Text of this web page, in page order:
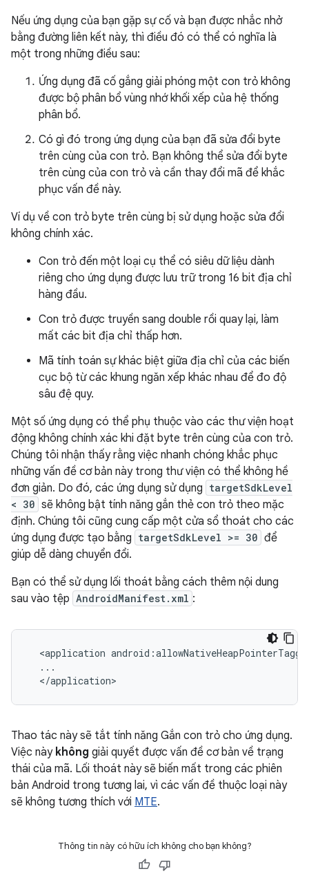
Nếu ứng dụng của bạn gặp sự cố và bạn được nhắc nhở
bằng đường liên kết này, thì điều đó có thể có nghĩa là
một trong những điều sau:
Ứng dụng đã cố gắng giải phóng một con trỏ không
được bộ phân bổ vùng nhớ khối xếp của hệ thống
phân bổ.
Có gì đó trong ứng dụng của bạn đã sửa đổi byte
trên cùng của con trỏ. Bạn không thể sửa đổi byte
trên cùng của con trỏ và cần thay đổi mã để khắc
phục vấn đề này.
Ví dụ về con trỏ byte trên cùng bị sử dụng hoặc sửa đổi
không chính xác.
Con trỏ đến một loại cụ thể có siêu dữ liệu dành
riêng cho ứng dụng được lưu trữ trong 16 bit địa chỉ
hàng đầu.
Con trỏ được truyền sang double rồi quay lại, làm
mất các bit địa chỉ thấp hơn.
Mã tính toán sự khác biệt giữa địa chỉ của các biến
cục bộ từ các khung ngăn xếp khác nhau để đo độ
sâu đệ quy.
Một số ứng dụng có thể phụ thuộc vào các thư viện hoạt
động không chính xác khi đặt byte trên cùng của con trỏ.
Chúng tôi nhận thấy rằng việc nhanh chóng khắc phục
những vấn đề cơ bản này trong thư viện có thể không hề
đơn giản. Do đó, các ứng dụng sử dụng targetSdkLevel
< 30 sẽ không bật tính năng gắn thẻ con trỏ theo mặc
định. Chúng tôi cũng cung cấp một cửa sổ thoát cho các
ứng dụng được tạo bằng targetSdkLevel >= 30 để
giúp dễ dàng chuyển đổi.
Bạn có thể sử dụng lối thoát bằng cách thêm nội dung
sau vào tệp AndroidManifest.xml :
<application
  ...
  </application>
Thao tác này sẽ tắt tính năng Gắn con trỏ cho ứng dụng.
Việc này không giải quyết được vấn đề cơ bản về trạng
thái của mã. Lối thoát này sẽ biến mất trong các phiên
bản Android trong tương lai, vì các vấn đề thuộc loại này
sẽ không tương thích với MTE.
Thông tin này có hữu ích không cho bạn không?